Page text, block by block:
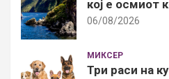
кој е осмиот
06/08/2026
МИКСЕР
Три раси на